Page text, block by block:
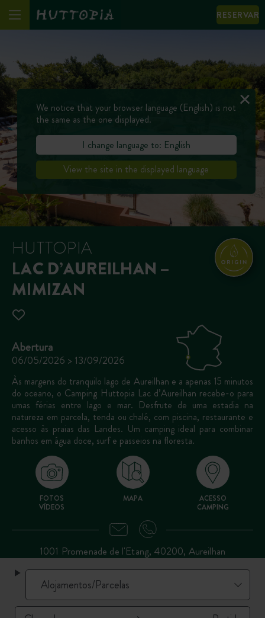
RESERVAR
HUTTOPIA
LAC D’AUREILHAN –
MIMIZAN
Abertura
06/05/2026 > 13/09/2026
Às margens do tranquilo lago de Aureilhan e a apenas 15 minutos
do oceano, o Camping Huttopia Lac d’Aureilhan recebe-o para
umas férias entre lago e mar. Desfrute de uma estadia na
natureza em parcela, tenda ou chalé, com piscina, restaurante e
acesso às praias das Landes. Um camping ideal para combinar
banhos em água doce, surf e passeios na floresta.
FOTOS
VÍDEOS
MAPA
ACESSO
CAMPING
1001 Promenade de l'Etang, 40200, Aureilhan
We notice that your browser language (English) is not
the same as the one displayed.
I change language to: English
View the site in the displayed language